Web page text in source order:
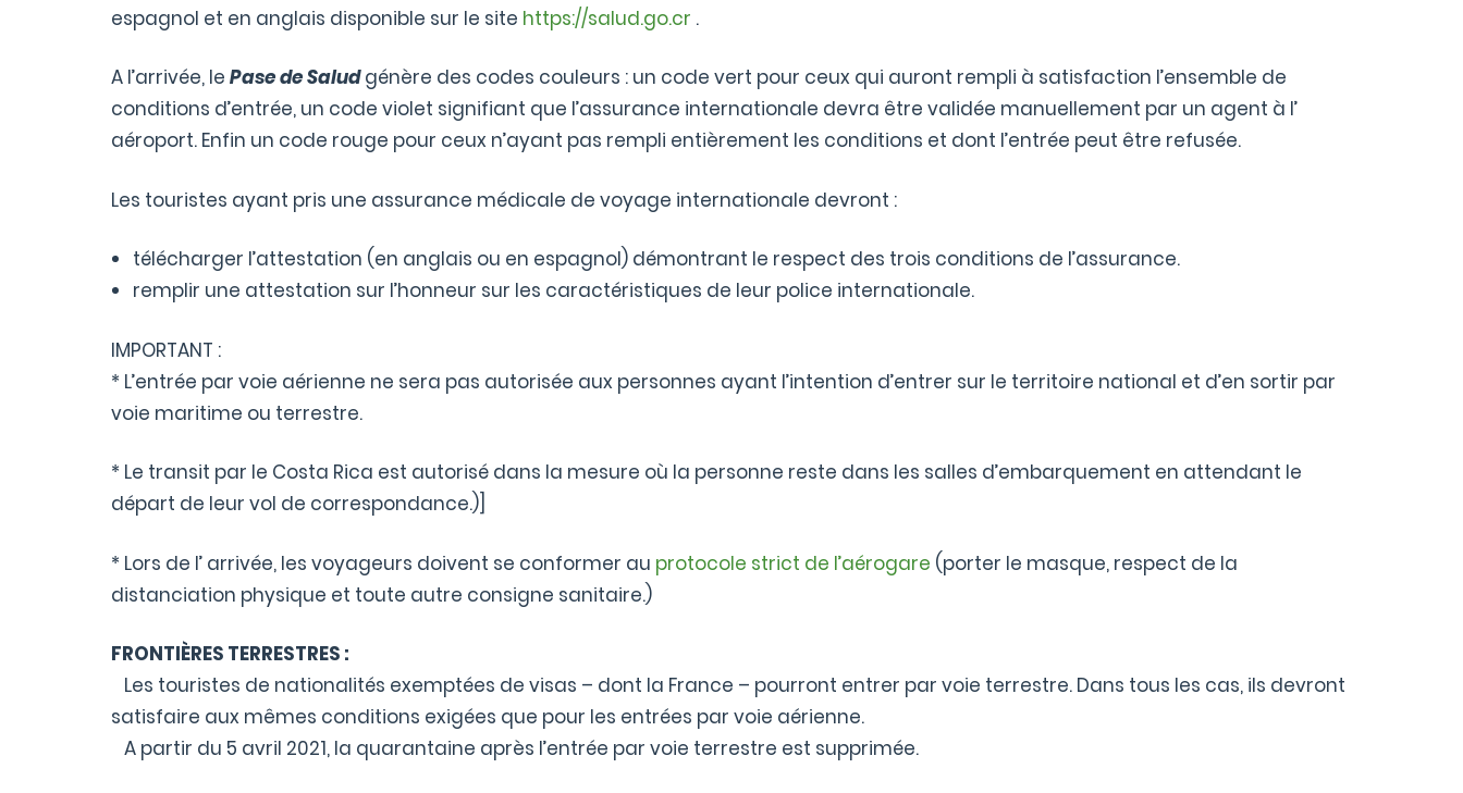
espagnol et en anglais disponible sur le site https://salud.go.cr .
A l’arrivée, le Pase de Salud génère des codes couleurs : un code vert pour ceux qui auront rempli à satisfaction l’ensemble de
conditions d’entrée, un code violet signifiant que l’assurance internationale devra être validée manuellement par un agent à l’
aéroport. Enfin un code rouge pour ceux n’ayant pas rempli entièrement les conditions et dont l’entrée peut être refusée.
Les touristes ayant pris une assurance médicale de voyage internationale devront :
télécharger l’attestation (en anglais ou en espagnol) démontrant le respect des trois conditions de l’assurance.
remplir une attestation sur l’honneur sur les caractéristiques de leur police internationale.
IMPORTANT :
* L’entrée par voie aérienne ne sera pas autorisée aux personnes ayant l’intention d’entrer sur le territoire national et d’en sortir par
voie maritime ou terrestre.
* Le transit par le Costa Rica est autorisé dans la mesure où la personne reste dans les salles d’embarquement en attendant le
départ de leur vol de correspondance.)]
* Lors de l’ arrivée, les voyageurs doivent se conformer au protocole strict de l’aérogare (porter le masque, respect de la
distanciation physique et toute autre consigne sanitaire.)
FRONTIÈRES TERRESTRES :
Les touristes de nationalités exemptées de visas – dont la France – pourront entrer par voie terrestre. Dans tous les cas, ils devront
satisfaire aux mêmes conditions exigées que pour les entrées par voie aérienne.
A partir du 5 avril 2021, la quarantaine après l’entrée par voie terrestre est supprimée.